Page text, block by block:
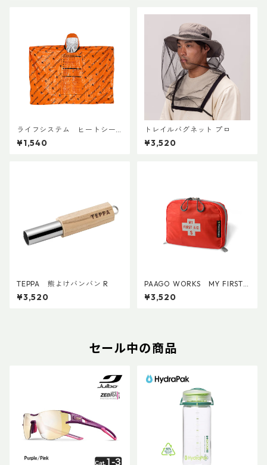
ライフシステム ヒートシー
ルドポンチョ
¥1,540
トレイルバグネット プロ
¥3,520
TEPPA 熊よけバンバン R
¥3,520
PAAGO WORKS MY FIRST
AID S
¥3,520
セール中の商品